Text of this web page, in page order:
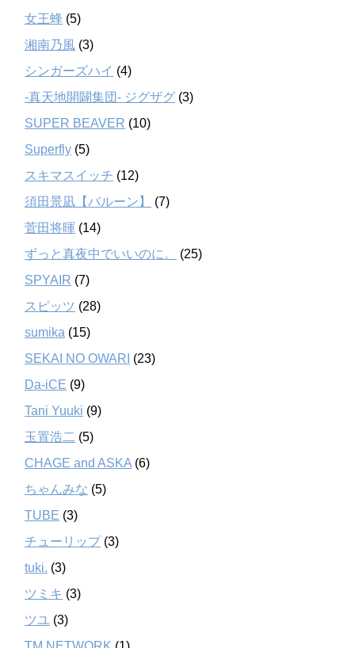
女王蜂 (5)
湘南乃風 (3)
シンガーズハイ (4)
-真天地開闢集団- ジグザグ (3)
SUPER BEAVER (10)
Superfly (5)
スキマスイッチ (12)
須田景凪【バルーン】
(7)
菅田将暉 (14)
ずっと真夜中でいいのに。
(25)
SPYAIR (7)
スピッツ (28)
sumika (15)
SEKAI NO OWARI (23)
Da-iCE (9)
Tani Yuuki (9)
玉置浩二 (5)
CHAGE and ASKA (6)
ちゃんみな (5)
TUBE (3)
チューリップ(3)
tuki. (3)
ツミキ (3)
ツユ (3)